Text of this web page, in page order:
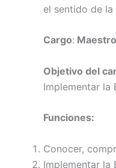
el sentido de
Cargo:
Objetivo del
Implementar la
Funciones:
Conocer,
Implementar la